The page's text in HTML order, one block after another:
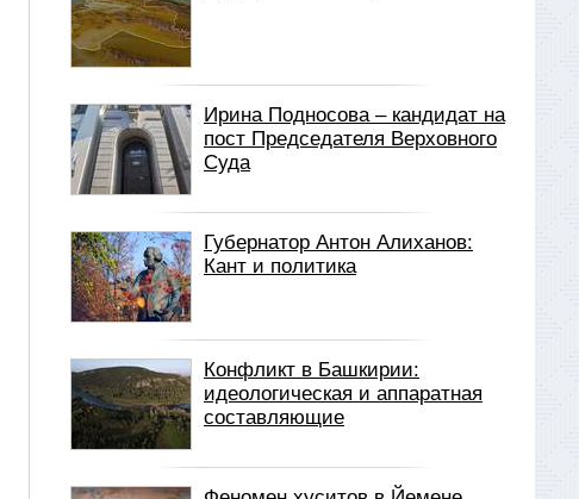
Ирина Подносова – кандидат на
пост Председателя Верховного
Суда
Губернатор Антон Алиханов:
Кант и политика
Конфликт в Башкирии:
идеологическая и аппаратная
составляющие